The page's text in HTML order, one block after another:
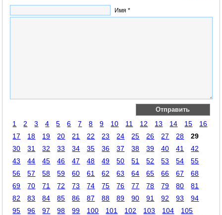
Имя *
1 2 3 4 5 6 7 8 9 10 11 12 13 14 15
16
17
18 19 20 21 22 23 24 25 26 27 28
29
30
31 32 33 34 35 36 37 38 39 40 41
42
43
44 45 46 47 48 49 50 51 52 53 54
55
56
57 58 59 60 61 62 63 64 65 66 67
68
69
70 71 72 73 74 75 76 77 78 79 80
81
82
83 84 85 86 87 88 89 90 91 92 93
94
95
96 97 98 99 100 101 102 103 104
105